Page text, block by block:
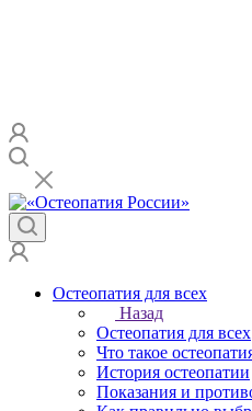
Остеопатия для всех
Назад
Остеопатия для всех
Что такое
История остеопатии
Показания и